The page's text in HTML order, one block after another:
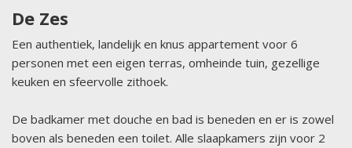
De Zes
Een authentiek, landelijk en knus appartement voor 6
personen met een eigen terras, omheinde tuin, gezellige
keuken en sfeervolle zithoek.
De badkamer met douche en bad is beneden en er is zowel
boven als beneden een toilet. Alle slaapkamers zijn voor 2